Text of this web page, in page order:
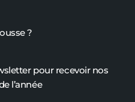
?
pour recevoir nos
l’année